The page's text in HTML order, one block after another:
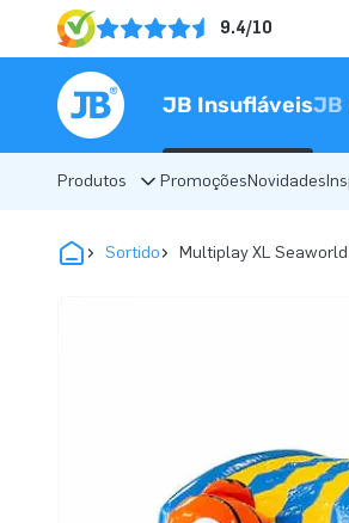
9.4/10
JB InsufláveisJB
Produtos PromoçõesNovidades
Sortido Multiplay XL